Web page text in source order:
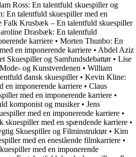
Ross: En talentfuld skuespiller og
En talentfuld skuespiller med en
Falk Krusbæk – En talentfuld skuespiller
Drasbæk: En talentfuld
karriere • Morten Thunbo: En
en imponerende karriere • Abdel Aziz
Skuespiller og Samfundsdebattør• Lise
og Kunstverdenen • William
dansk skuespiller• Kevin Kline:
en imponerende karriere • Claus
med en imponerende karriere •
komponist og musiker• Jens
med en imponerende karriere •
skuespiller med en spændende karriere •
Skuespiller og Filminstruktør• Kim
med en enestående filmkarriere •
med en imponerende